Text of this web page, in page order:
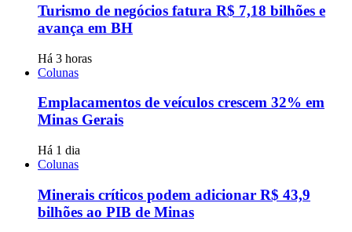
Turismo de negócios fatura R$ 7,18 bilhões e
avança em BH
Há 3 horas
Colunas
Emplacamentos de veículos crescem 32% em
Minas Gerais
Há 1 dia
Colunas
Minerais críticos podem adicionar R$ 43,9
bilhões ao PIB de Minas